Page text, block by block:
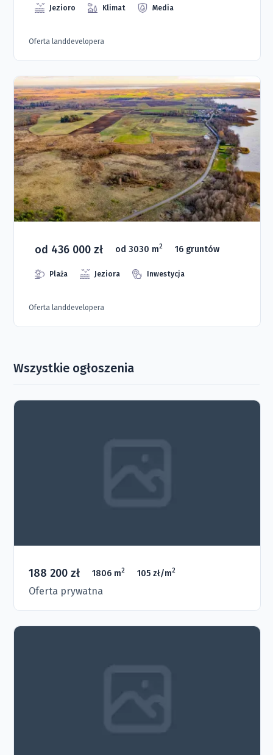
Jezioro Klimat Media
Oferta landdevelopera
od 436 000 zł od 3030 m2 16 gruntów
Plaża Jeziora Inwestycja
Oferta landdevelopera
Wszystkie ogłoszenia
188 200 zł 1806 m2 105 zł/m2
Oferta prywatna